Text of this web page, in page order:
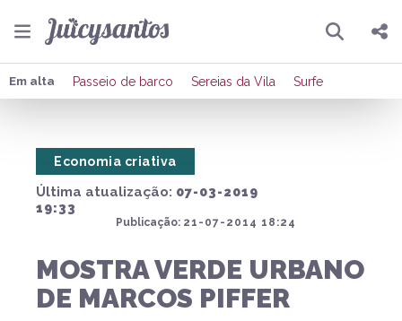
Pesquisar
Compartilhar
Em alta Passeio de barco Sereias da Vila Surfe
Última atualização: 07-03-2019
19:33
Publicação: 21-07-2014 18:24
Economia criativa
MOSTRA VERDE URBANO
DE MARCOS PIFFER